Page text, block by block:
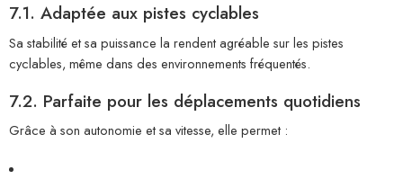
7.1. Adaptée aux pistes cyclables
Sa stabilité et sa puissance la rendent agréable sur les pistes
cyclables, même dans des environnements fréquentés.
7.2. Parfaite pour les déplacements quotidiens
Grâce à son autonomie et sa vitesse, elle permet :